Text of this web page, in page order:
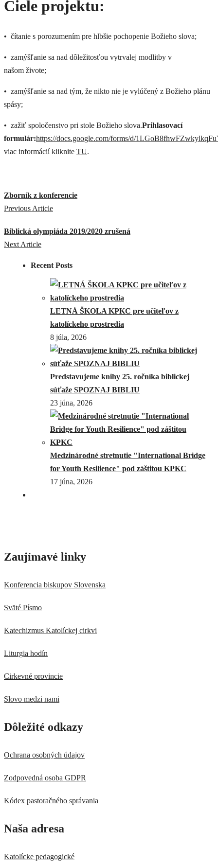
Ciele projektu:
• čítanie s porozumením pre hlbšie pochopenie Božieho slova;
• zamýšľanie sa nad dôležitosťou vytrvalej modlitby v
našom živote;
• zamýšľanie sa nad tým, že nikto nie je vylúčený z Božieho plánu
spásy;
• zažiť spoločenstvo pri stole Božieho slova.Prihlasovací
formulár:https://docs.google.com/forms/d/
viac informácií kliknite TU.
Zborník z konferencie
Previous Article
Biblická olympiáda 2019/2020 zrušená
Next Article
Recent Posts
LETNÁ ŠKOLA KPKC pre učiteľov z
katolíckeho prostredia
8 júla, 2026
Predstavujeme knihy 25. ročníka biblickej
súťaže SPOZNAJ BIBLIU
23 júna, 2026
Medzinárodné stretnutie "International Bridge
for Youth Resilience" pod záštitou KPKC
17 júna, 2026
Zaujímavé linky
Konferencia biskupov Slovenska
Sväté Písmo
Katechizmus Katolíckej cirkvi
Liturgia hodín
Cirkevné provincie
Slovo medzi nami
Dôležité odkazy
Ochrana osobných údajov
Zodpovedná osoba GDPR
Kódex pastoračného správania
Naša adresa
Katolícke pedagogické